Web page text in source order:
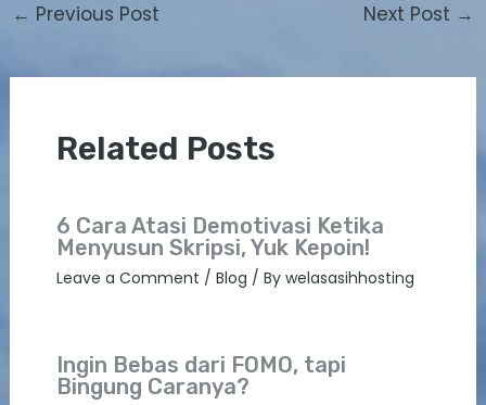
← Previous Post Next Post →
Related Posts
6 Cara Atasi Demotivasi Ketika
Menyusun Skripsi, Yuk Kepoin!
Leave a Comment / Blog / By welasasihhosting
Ingin Bebas dari FOMO, tapi
Bingung Caranya?